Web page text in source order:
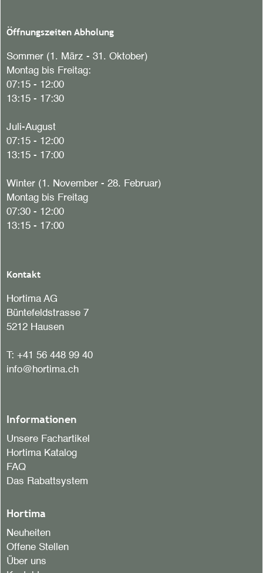
Öffnungszeiten Abholung
Sommer (1. März - 31. Oktober)
Montag bis Freitag:
07:15 - 12:00
13:15 - 17:30
Juli-August
07:15 - 12:00
13:15 - 17:00
Winter (1. November - 28. Februar)
Montag bis Freitag
07:30 - 12:00
13:15 - 17:00
Kontakt
Hortima AG
Büntefeldstrasse 7
5212 Hausen
T: +41 56 448 99 40
info@hortima.ch
Informationen
Unsere Fachartikel
Hortima Katalog
FAQ
Das Rabattsystem
Hortima
Neuheiten
Offene Stellen
Über uns